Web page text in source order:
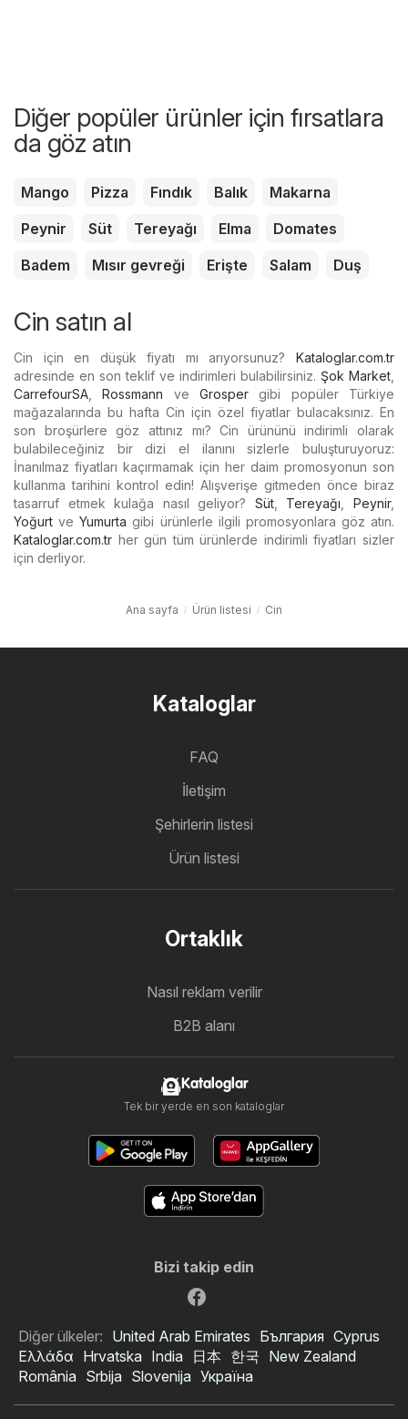
Diğer popüler ürünler için fırsatlara
da göz atın
Mango Pizza Fındık Balık
Makarna
Peynir
Süt Tereyağı Elma
Domates
Badem
Mısır gevreği Erişte Salam Duş
Cin satın al
Cin için en düşük fiyatı mı arıyorsunuz? Kataloglar.com.tr
adresinde en son teklif ve indirimleri bulabilirsiniz. Şok Market
CarrefourSA ,Rossmann veGrosper gibi popüler Türkiye
mağazalarında bu hafta Cin için özel fiyatlar bulacaksınız. En
son broşürlere göz attınız mı? Cin ürününü indirimli olarak
bulabileceğiniz bir dizi el ilanını sizlerle buluşturuyoruz:
İnanılmaz fiyatları kaçırmamak için her daim promosyonun son
kullanma tarihini kontrol edin! Alışverişe gitmeden önce biraz
tasarruf etmek kulağa nasıl geliyor? Süt, Tereyağı ,Peynir,
Yoğurt veYumurta gibi ürünlerle ilgili promosyonlara göz atın.
Kataloglar.com.tr her gün tüm ürünlerde indirimli fiyatları sizler
için derliyor.
Ana sayfa Ürün listesi Cin
Kataloglar
FAQ
İletişim
Şehirlerin listesi
Ürün listesi
Ortaklık
Nasıl reklam verilir
B2B alanı
Kataloglar
Tek bir yerde en son kataloglar
Bizi takip edin
Diğer ülkeler: United Arab Emirates България Cyprus
Ελλάδα Hrvatska India 日本 한국 New Zealand
România Srbija Slovenija Україна